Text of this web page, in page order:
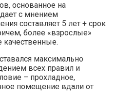
основанное на
с мнением
составляет 5 лет + срок
более «взрослые»
максимально
всех правил и
– прохладное,
помещение вдали от